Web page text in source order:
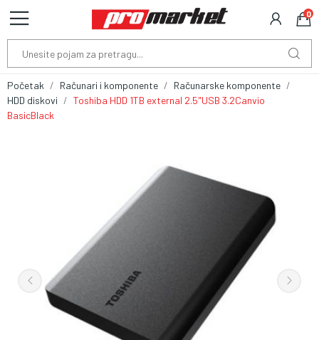
0
Početak Računari i komponente
Računarske komponente
HDD diskovi
Toshiba HDD 1TB external 2.5"USB 3.2Canvio
BasicBlack